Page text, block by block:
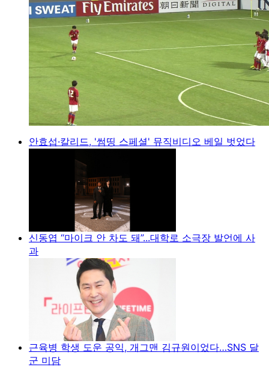
안효섭·칼리드, '썸띵 스페셜' 뮤직비디오 베일 벗었다
신동엽 “마이크 안 차도 돼”...대학로 소극장 발언에 사
과
근육병 학생 도운 공익, 개그맨 김규원이었다…SNS 달
군 미담